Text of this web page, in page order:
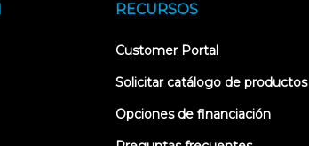
RECURSOS
Customer Portal(opens
new
Solicitar catálogo de productos
Opciones de financiación